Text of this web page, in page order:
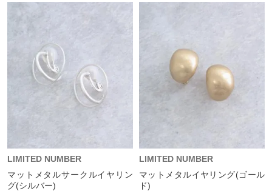
LIMITED NUMBER
マットメタルサークルイヤリン
グ(シルバー)
LIMITED NUMBER
マットメタルイヤリング(ゴール
ド)